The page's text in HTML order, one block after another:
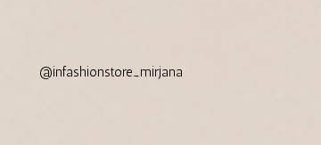
@infashionstore_mirjana